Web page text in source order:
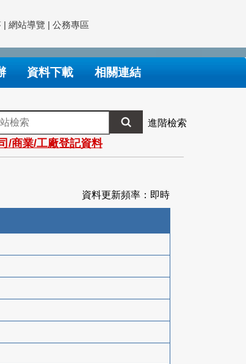
| 網站導覽 | 公務專區
資料下載 相關連結
進階檢索
/商業/工廠登記資料
資料更新頻率：即時